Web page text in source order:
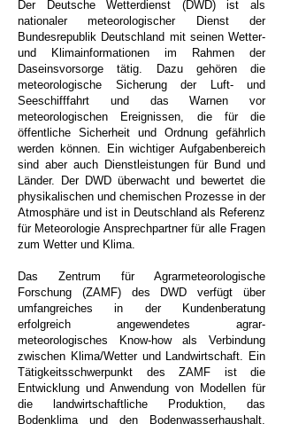
Der Deutsche Wetterdienst (DWD) ist als
nationaler meteorologischer Dienst der
Bundesrepublik Deutschland mit seinen Wetter-
und Klimainformationen im Rahmen der
Daseinsvorsorge tätig. Dazu gehören die
meteorologische Sicherung der Luft- und
Seeschifffahrt und das Warnen vor
meteorologischen Ereignissen, die für die
öffentliche Sicherheit und Ordnung gefährlich
werden können. Ein wichtiger Aufgabenbereich
sind aber auch Dienstleistungen für Bund und
Länder. Der DWD überwacht und bewertet die
physikalischen und chemischen Prozesse in der
Atmosphäre und ist in Deutschland als Referenz
für Meteorologie Ansprechpartner für alle Fragen
zum Wetter und Klima.
Das Zentrum für Agrarmeteorologische
Forschung (ZAMF) des DWD verfügt über
umfangreiches in der Kundenberatung
erfolgreich angewendetes agrar-
meteorologisches Know-how als Verbindung
zwischen Klima/Wetter und Landwirtschaft. Ein
Tätigkeitsschwerpunkt des ZAMF ist die
Entwicklung und Anwendung von Modellen für
die landwirtschaftliche Produktion, das
Bodenklima und den Bodenwasserhaushalt,